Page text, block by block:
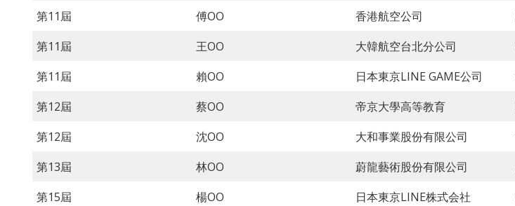
第11屆 傅OO 香港航空公司
第11屆
王OO 大韓航空台北分公司
第11屆
賴OO 日本東京LINE GAME公司
第12屆
蔡OO 帝京大學高等教育
第12屆
沈OO 大和事業股份有限公司
第13屆
林OO 蔚龍藝術股份有限公司
第15屆
楊OO 日本東京LINE株式会社